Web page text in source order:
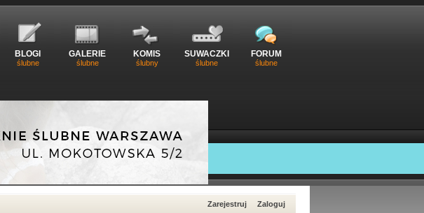
BLOGI
ślubne
GALERIE
ślubne
KOMIS
ślubny
SUWACZKI
ślubne
FORUM
ślubne
Zarejestruj Zaloguj